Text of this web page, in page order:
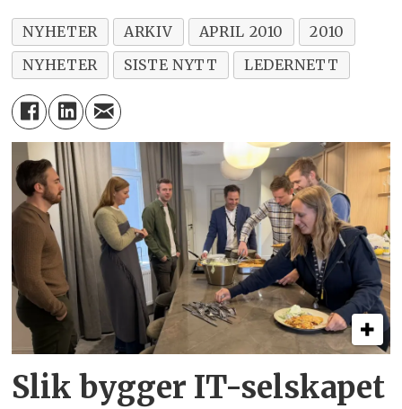
NYHETER ARKIV APRIL 2010
2010
NYHETER
SISTE NYTT LEDERNETT
Slik bygger IT-selskapet